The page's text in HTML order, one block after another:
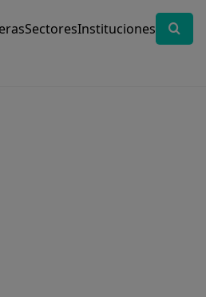
SectoresInstituciones